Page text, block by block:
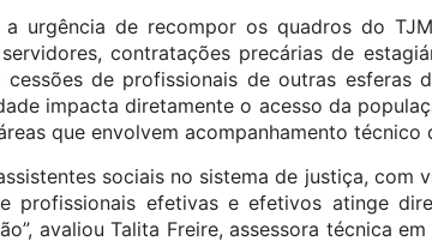
urgência de recompor os quadros do
contratações precárias de
de profissionais de outras esferas
impacta diretamente o acesso da
que envolvem acompanhamento técnico
sociais no sistema de justiça, com
profissionais efetivas e efetivos atinge
avaliou Talita Freire, assessora técnica